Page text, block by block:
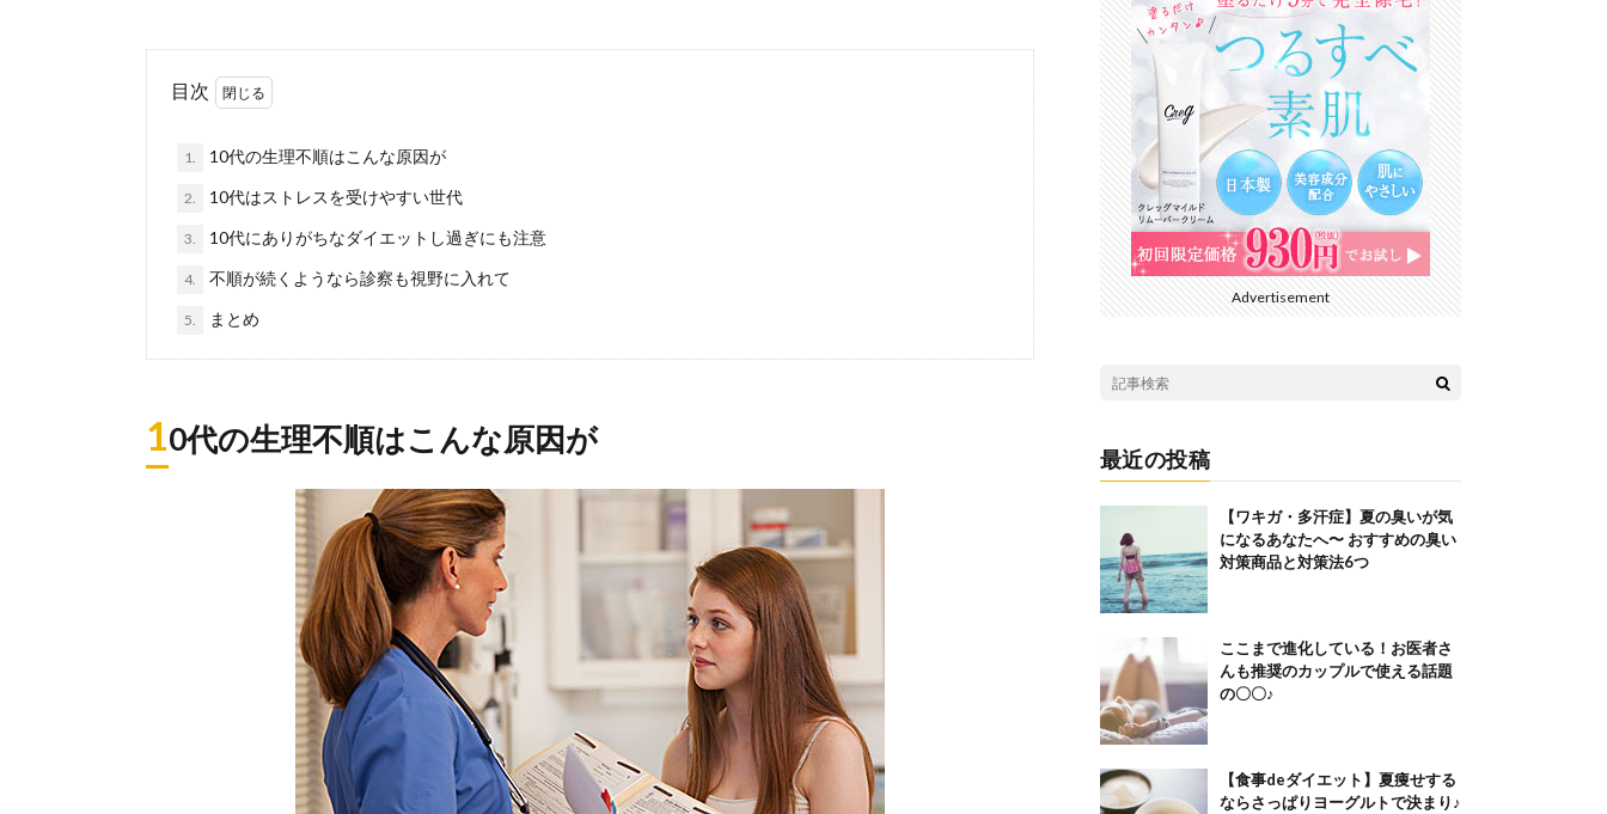
目次
1. 10代の生理不順はこんな原因が
2. 10代はストレスを受けやすい世代
3. 10代にありがちなダイエットし過ぎにも注意
4. 不順が続くようなら診察も視野に入れて
5. まとめ
10代の生理不順はこんな原因が
Advertisement
最近の投稿
【ワキガ・多汗症】夏の臭いが気
になるあなたへ〜 おすすめの臭い
対策商品と対策法6つ
ここまで進化している！お医者さ
んも推奨のカップルで使える話題
の〇〇♪
【食事deダイエット】夏痩せする
ならさっぱりヨーグルトで決まり♪